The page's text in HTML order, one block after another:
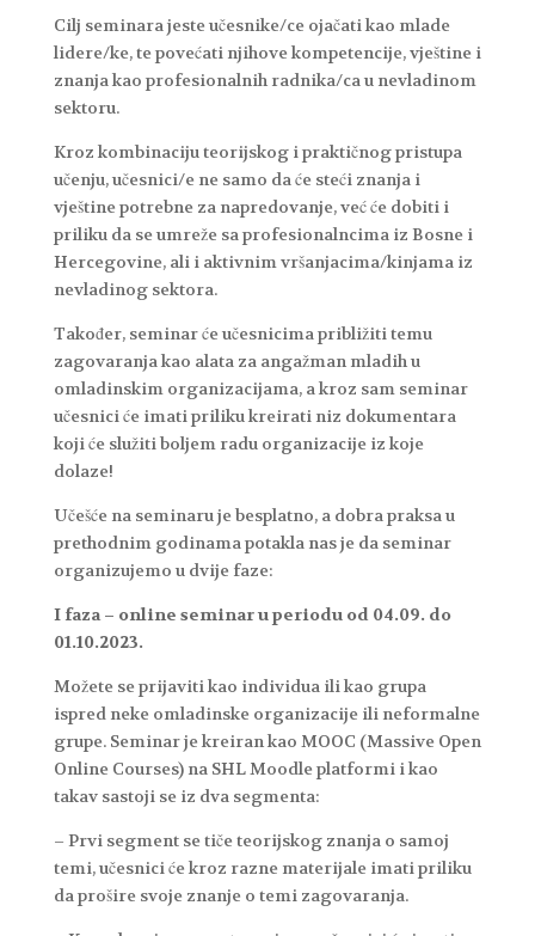
Cilj seminara jeste učesnike/ce ojačati kao mlade
lidere/ke, te povećati njihove kompetencije, vještine i
znanja kao profesionalnih radnika/ca u nevladinom
sektoru.
Kroz kombinaciju teorijskog i praktičnog pristupa
učenju, učesnici/e ne samo da će steći znanja i
vještine potrebne za napredovanje, već će dobiti i
priliku da se umreže sa profesionalncima iz Bosne i
Hercegovine, ali i aktivnim vršanjacima/kinjama iz
nevladinog sektora.
Također, seminar će učesnicima približiti temu
zagovaranja kao alata za angažman mladih u
omladinskim organizacijama, a kroz sam seminar
učesnici će imati priliku kreirati niz dokumentara
koji će služiti boljem radu organizacije iz koje
dolaze!
Učešće na seminaru je besplatno, a dobra praksa u
prethodnim godinama potakla nas je da seminar
organizujemo u dvije faze:
I faza – online seminar u periodu od 04.09. do
01.10.2023.
Možete se prijaviti kao individua ili kao grupa
ispred neke omladinske organizacije ili neformalne
grupe. Seminar je kreiran kao MOOC (Massive Open
Online Courses) na SHL Moodle platformi i kao
takav sastoji se iz dva segmenta:
– Prvi segment se tiče teorijskog znanja o samoj
temi, učesnici će kroz razne materijale imati priliku
da prošire svoje znanje o temi zagovaranja.